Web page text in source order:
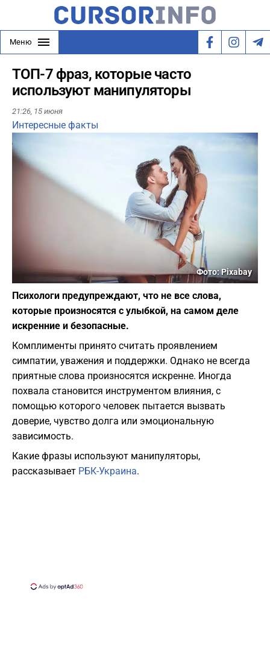
Меню
ТОП-7 фраз, которые часто
используют манипуляторы
21:26, 15 июня
Интересные факты
Фото: Pixabay
Психологи предупреждают, что не все слова,
которые произносятся с улыбкой, на самом деле
искренние и безопасные.
Комплименты принято считать проявлением
симпатии, уважения и поддержки. Однако не всегда
приятные слова произносятся искренне. Иногда
похвала становится инструментом влияния, с
помощью которого человек пытается вызвать
доверие, чувство долга или эмоциональную
зависимость.
Какие фразы используют манипуляторы,
рассказывает РБК-Украина.